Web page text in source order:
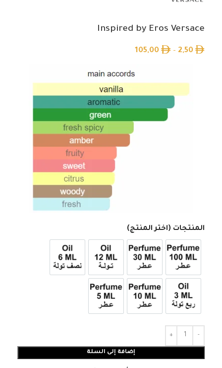
Inspired by Eros Versace
2,50
–
105,00
المنتجات (اختر المنتج)
عطر 100ml عطر 30ml 12ml زيت تولة 6ml زيت نصف تولة
3ml زيت ربع تولة عطر 10ml عطر 5ml
إضافة إلى السلة